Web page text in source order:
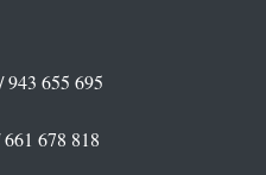
/ 943 655 695
678 818